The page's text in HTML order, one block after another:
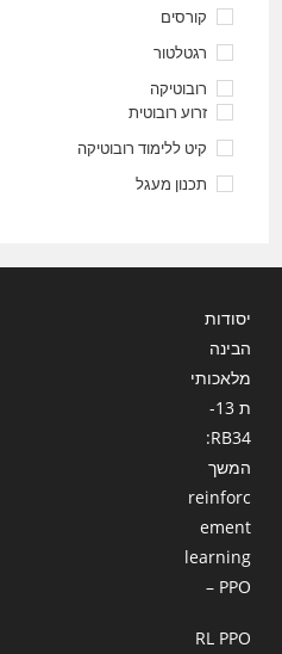
קורסים
רגטלטור
רובוטיקה
זרוע רובוטית
קיט ללימוד רובוטיקה
תכנון מעגל
יסודות
הבינה
מלאכותי
ת 13-
RB34:
המשך
reinforc
ement
learning
– PPO
RL PPO